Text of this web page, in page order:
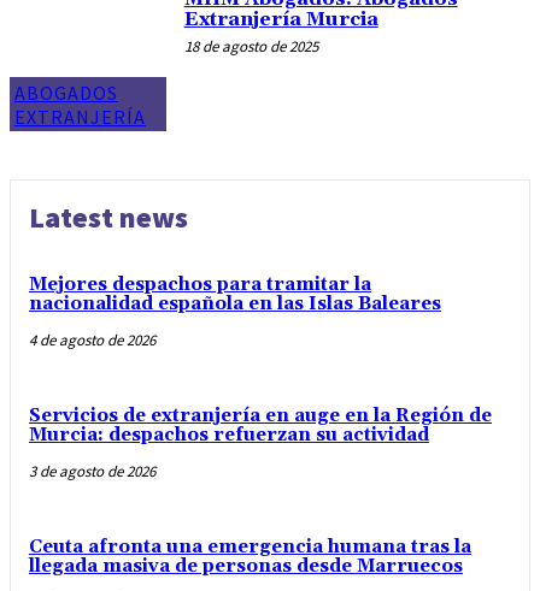
ABOGADOS
EXTRANJERÍA
Extranjería Murcia
18 de agosto de 2025
Latest news
Mejores despachos para tramitar la
nacionalidad española en las Islas Baleares
4 de agosto de 2026
Servicios de extranjería en auge en la Región de
Murcia: despachos refuerzan su actividad
3 de agosto de 2026
Ceuta afronta una emergencia humana tras la
llegada masiva de personas desde Marruecos